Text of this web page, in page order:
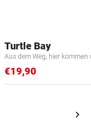
Turtle Bay
Aus dem Weg, hier kommen
€19,90
chevron_right